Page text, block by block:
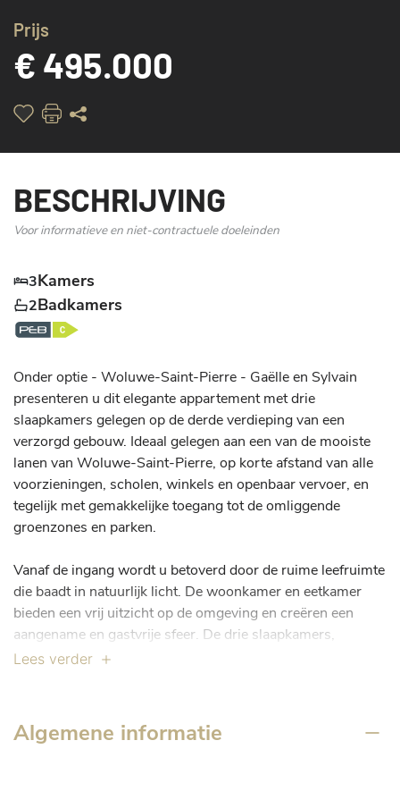
Prijs
€ 495.000
BESCHRIJVING
Voor informatieve en niet-contractuele doeleinden
3Kamers
2Badkamers
Onder optie - Woluwe-Saint-Pierre - Gaëlle en Sylvain
presenteren u dit elegante appartement met drie
slaapkamers gelegen op de derde verdieping van een
verzorgd gebouw. Ideaal gelegen aan een van de mooiste
lanen van Woluwe-Saint-Pierre, op korte afstand van alle
voorzieningen, scholen, winkels en openbaar vervoer, en
tegelijk met gemakkelijke toegang tot de omliggende
groenzones en parken.
Vanaf de ingang wordt u betoverd door de ruime leefruimte
die baadt in natuurlijk licht. De woonkamer en eetkamer
bieden een vrij uitzicht op de omgeving en creëren een
aangename en gastvrije sfeer. De drie slaapkamers,
waarvan twee met en-suite badkamer, zijn royaal bemeten
Beschut tegen geluidsoverlast heeft het appartement ook
Lees verder
Algemene informatie